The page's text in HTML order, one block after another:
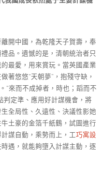
開中國，為乾隆天子賀壽，奉
品。遺憾的是，清朝統治者只
最愛，用來賞玩。當英國產業
著悠悠“天朝夢”，抱殘守缺，
“來而不成掉者，時也；蹈而不
判定準、應用好計謀機會，將
全局性、久遠性、決議性影她
土豪的金箔千紙鶴，試圖進行
謀自動，乘勢而上，工巧寓設
遇，就能夠墮入計謀主動，逐